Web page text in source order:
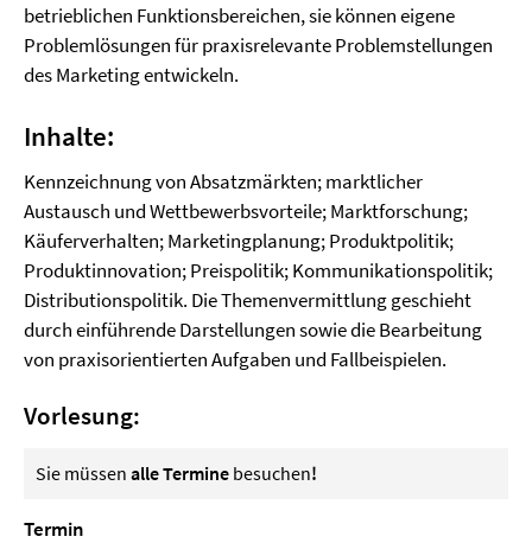
betrieblichen Funktionsbereichen, sie können eigene
Problemlösungen für praxisrelevante Problemstellungen
des Marketing entwickeln.
Inhalte:
Kennzeichnung von Absatzmärkten; marktlicher
Austausch und Wettbewerbsvorteile; Marktforschung;
Käuferverhalten; Marketingplanung; Produktpolitik;
Produktinnovation; Preispolitik; Kommunikationspolitik;
Distributionspolitik. Die Themenvermittlung geschieht
durch einführende Darstellungen sowie die Bearbeitung
von praxisorientierten Aufgaben und Fallbeispielen.
Vorlesung:
Sie müssen alle Termine besuchen!
Termin